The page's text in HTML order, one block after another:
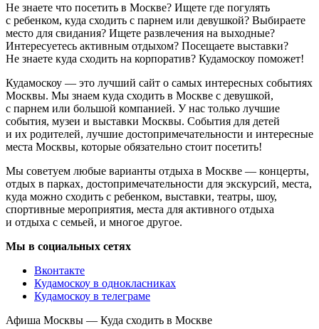
Не знаете что посетить в Москве? Ищете где погулять
с ребенком, куда сходить с парнем или девушкой? Выбираете
место для свидания? Ищете развлечения на выходные?
Интересуетесь активным отдыхом? Посещаете выставки?
Не знаете куда сходить на корпоратив? Кудамоскоу поможет!
Кудамоскоу — это лучший сайт о самых интересных событиях
Москвы. Мы знаем куда сходить в Москве с девушкой,
с парнем или большой компанией. У нас только лучшие
события, музеи и выставки Москвы. События для детей
и их родителей, лучшие достопримечательности и интересные
места Москвы, которые обязательно стоит посетить!
Мы советуем любые варианты отдыха в Москве — концерты,
отдых в парках, достопримечательности для экскурсий, места,
куда можно сходить с ребенком, выставки, театры, шоу,
спортивные мероприятия, места для активного отдыха
и отдыха с семьей, и многое другое.
Мы в социальных сетях
Вконтакте
Кудамоскоу в однокласниках
Кудамоскоу в телеграме
Афиша Москвы — Куда сходить в Москве